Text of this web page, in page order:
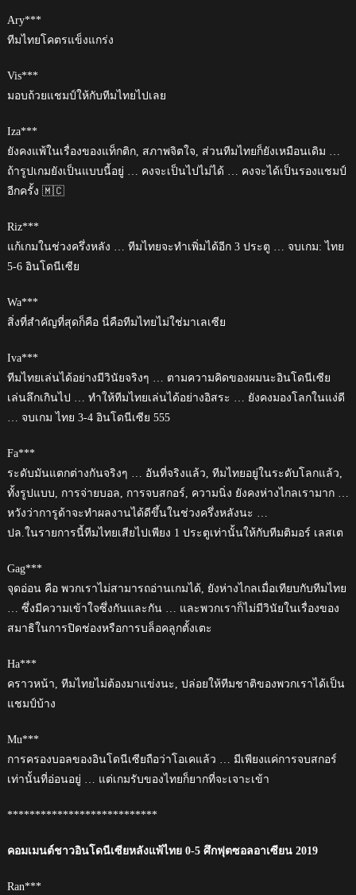
Ary***
ทีมไทยโคตรแข็งแกร่ง
Vis***
มอบถ้วยแชมป์ให้กับทีมไทยไปเลย
Iza***
ยังคงแพ้ในเรื่องของแท็กติก, สภาพจิตใจ, ส่วนทีมไทยก็ยังเหมือนเดิม …
ถ้ารูปเกมยังเป็นแบบนี้อยู่ … คงจะเป็นไปไม่ได้ … คงจะได้เป็นรองแชมป์
อีกครั้ง 🇲🇨
Riz***
แก้เกมในช่วงครึ่งหลัง … ทีมไทยจะทำเพิ่มได้อีก 3 ประตู … จบเกม: ไทย
5-6 อินโดนีเซีย
Wa***
สิ่งที่สำคัญที่สุดก็คือ นี่คือทีมไทยไม่ใช่มาเลเซีย
Iva***
ทีมไทยเล่นได้อย่างมีวินัยจริงๆ … ตามความคิดของผมนะอินโดนีเซีย
เล่นลึกเกินไป … ทำให้ทีมไทยเล่นได้อย่างอิสระ … ยังคงมองโลกในแง่ดี
… จบเกม ไทย 3-4 อินโดนีเซีย 555
Fa***
ระดับมันแตกต่างกันจริงๆ … อันที่จริงแล้ว, ทีมไทยอยู่ในระดับโลกแล้ว,
ทั้งรูปแบบ, การจ่ายบอล, การจบสกอร์, ความนิ่ง ยังคงห่างไกลเรามาก …
หวังว่าการูด้าจะทำผลงานได้ดีขึ้นในช่วงครึ่งหลังนะ …
ปล.ในรายการนี้ทีมไทยเสียไปเพียง 1 ประตูเท่านั้นให้กับทีมติมอร์ เลสเต
Gag***
จุดอ่อน คือ พวกเราไม่สามารถอ่านเกมได้, ยังห่างไกลเมื่อเทียบกับทีมไทย
… ซึ่งมีความเข้าใจซึ่งกันและกัน … และพวกเราก็ไม่มีวินัยในเรื่องของ
สมาธิในการปิดช่องหรือการบล็อคลูกตั้งเตะ
Ha***
คราวหน้า, ทีมไทยไม่ต้องมาแข่งนะ, ปล่อยให้ทีมชาติของพวกเราได้เป็น
แชมป์บ้าง
Mu***
การครองบอลของอินโดนีเซียถือว่าโอเคแล้ว … มีเพียงแค่การจบสกอร์
เท่านั้นที่อ่อนอยู่ … แต่เกมรับของไทยก็ยากที่จะเจาะเข้า
***************************
คอมเมนต์ชาวอินโดนีเซียหลังแพ้ไทย 0-5 ศึกฟุตซอลอาเซียน 2019
Ran***